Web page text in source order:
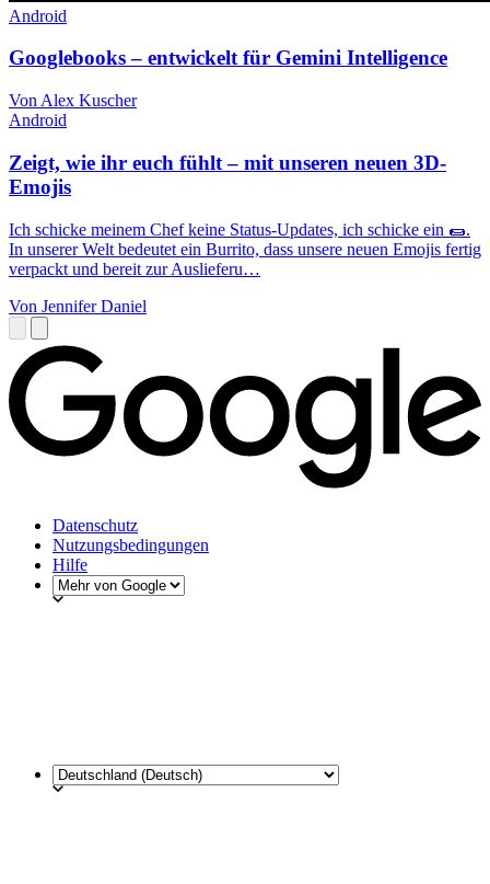
Android
Googlebooks – entwickelt für Gemini Intelligence
Von Alex Kuscher
Android
Zeigt, wie ihr euch fühlt – mit unseren neuen 3D-
Emojis
Ich schicke meinem Chef keine Status-Updates, ich schicke ein 🌯.
In unserer Welt bedeutet ein Burrito, dass unsere neuen Emojis fertig
verpackt und bereit zur Auslieferu…
Von Jennifer Daniel
Datenschutz
Nutzungsbedingungen
Hilfe